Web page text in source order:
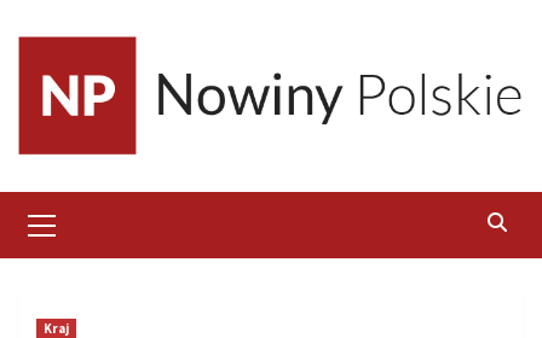
content
Menu
Kraj